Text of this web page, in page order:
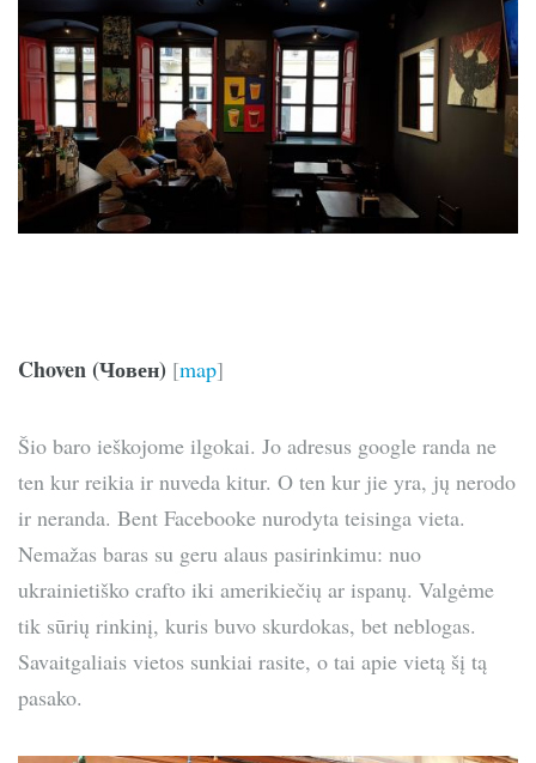
Choven (Човен) [map]
Šio baro ieškojome ilgokai. Jo adresus google randa ne
ten kur reikia ir nuveda kitur. O ten kur jie yra, jų nerodo
ir neranda. Bent Facebooke nurodyta teisinga vieta.
Nemažas baras su geru alaus pasirinkimu: nuo
ukrainietiško crafto iki amerikiečių ar ispanų. Valgėme
tik sūrių rinkinį, kuris buvo skurdokas, bet neblogas.
Savaitgaliais vietos sunkiai rasite, o tai apie vietą šį tą
pasako.